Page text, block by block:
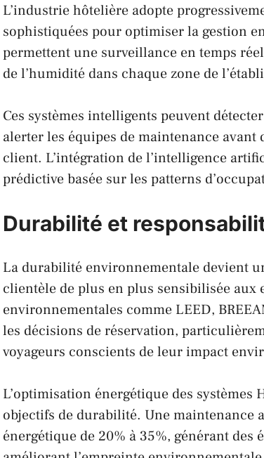
L’industrie hôtelière adopte
sophistiquées pour optimiser la gestion
permettent une surveillance en temps
de l’humidité dans chaque zone de
Ces systèmes intelligents peuvent
alerter les équipes de maintenance avant
client. L’intégration de l’intelligence
prédictive basée sur les patterns
Durabilité et
La durabilité environnementale devient
clientèle de plus en plus sensibilisée
environnementales comme LEED,
les décisions de réservation,
voyageurs conscients de leur impact
L’optimisation énergétique des
objectifs de durabilité. Une maintenance
énergétique de 20% à 35%, générant